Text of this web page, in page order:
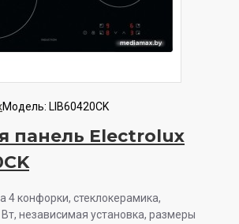
Модель: LIB60420CK
панель Electrolux
4 конфорки, cтеклокерамика,
независимая установка, размеры